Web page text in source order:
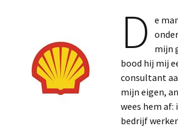
D e
mijn
bood hij mij
consultant
mijn eigen,
wees hem af:
bedrijf